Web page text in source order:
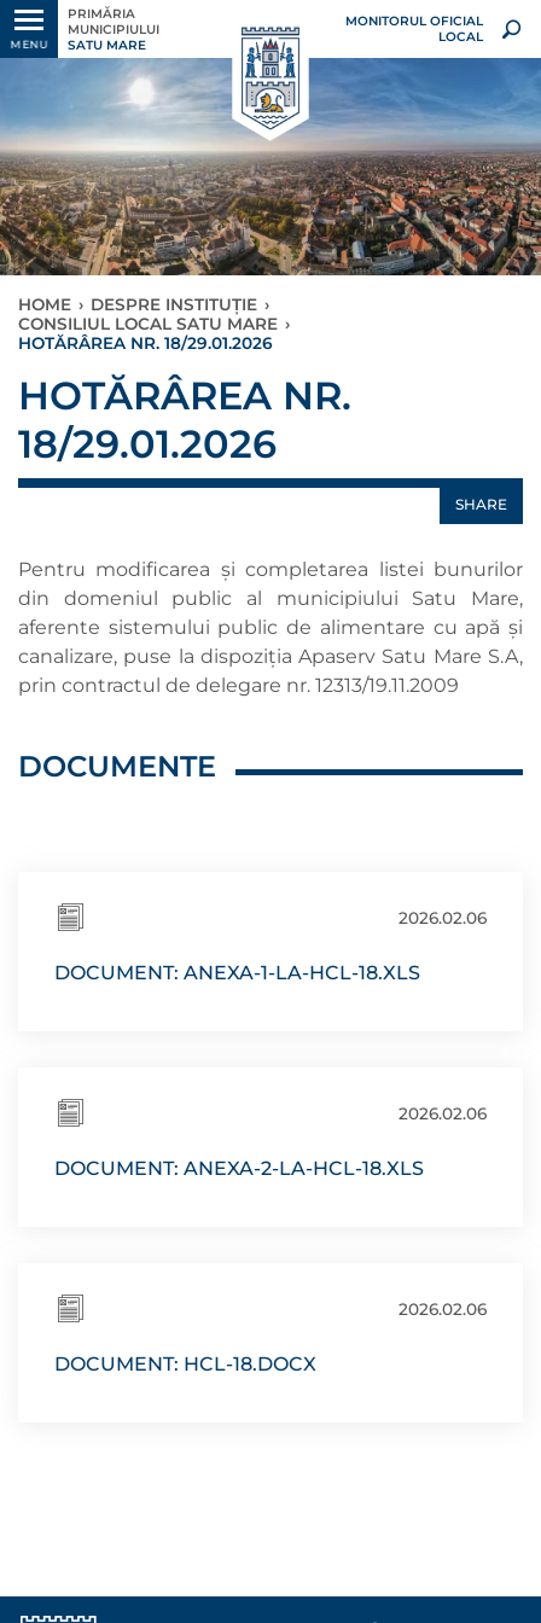
MENU
PRIMĂRIA
MUNICIPIULUI
SATU MARE
MONITORUL OFICIAL
LOCAL
HOME › DESPRE INSTITUȚIE ›
CONSILIUL LOCAL SATU MARE ›
HOTĂRÂREA NR. 18/29.01.2026
HOTĂRÂREA NR.
18/29.01.2026
SHARE
Pentru modificarea și completarea listei bunurilor
din domeniul public al municipiului Satu Mare,
aferente sistemului public de alimentare cu apă și
canalizare, puse la dispoziția Apaserv Satu Mare S.A,
prin contractul de delegare nr. 12313/19.11.2009
DOCUMENTE
2026.02.06
DOCUMENT: ANEXA-1-LA-HCL-18.XLS
2026.02.06
DOCUMENT: ANEXA-2-LA-HCL-18.XLS
2026.02.06
DOCUMENT: HCL-18.DOCX